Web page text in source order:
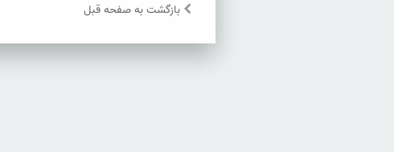
بازگشت به صفحه قبل